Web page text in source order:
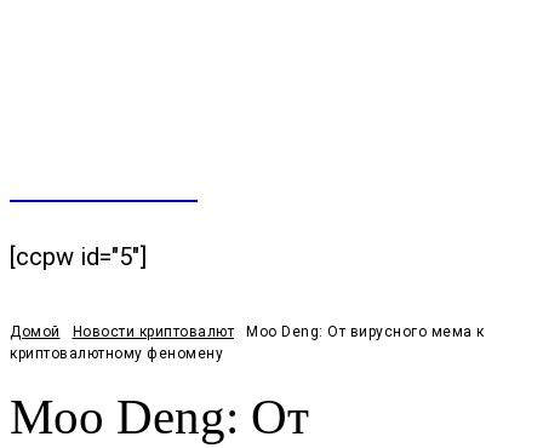
[ccpw id="5"]
Домой Новости криптовалют
Moo Deng: От вирусного мема к
криптовалютному феномену
Moo Deng: От